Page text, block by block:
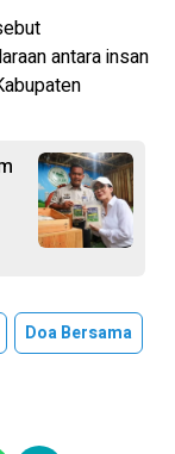
antara insan
Doa Bersama